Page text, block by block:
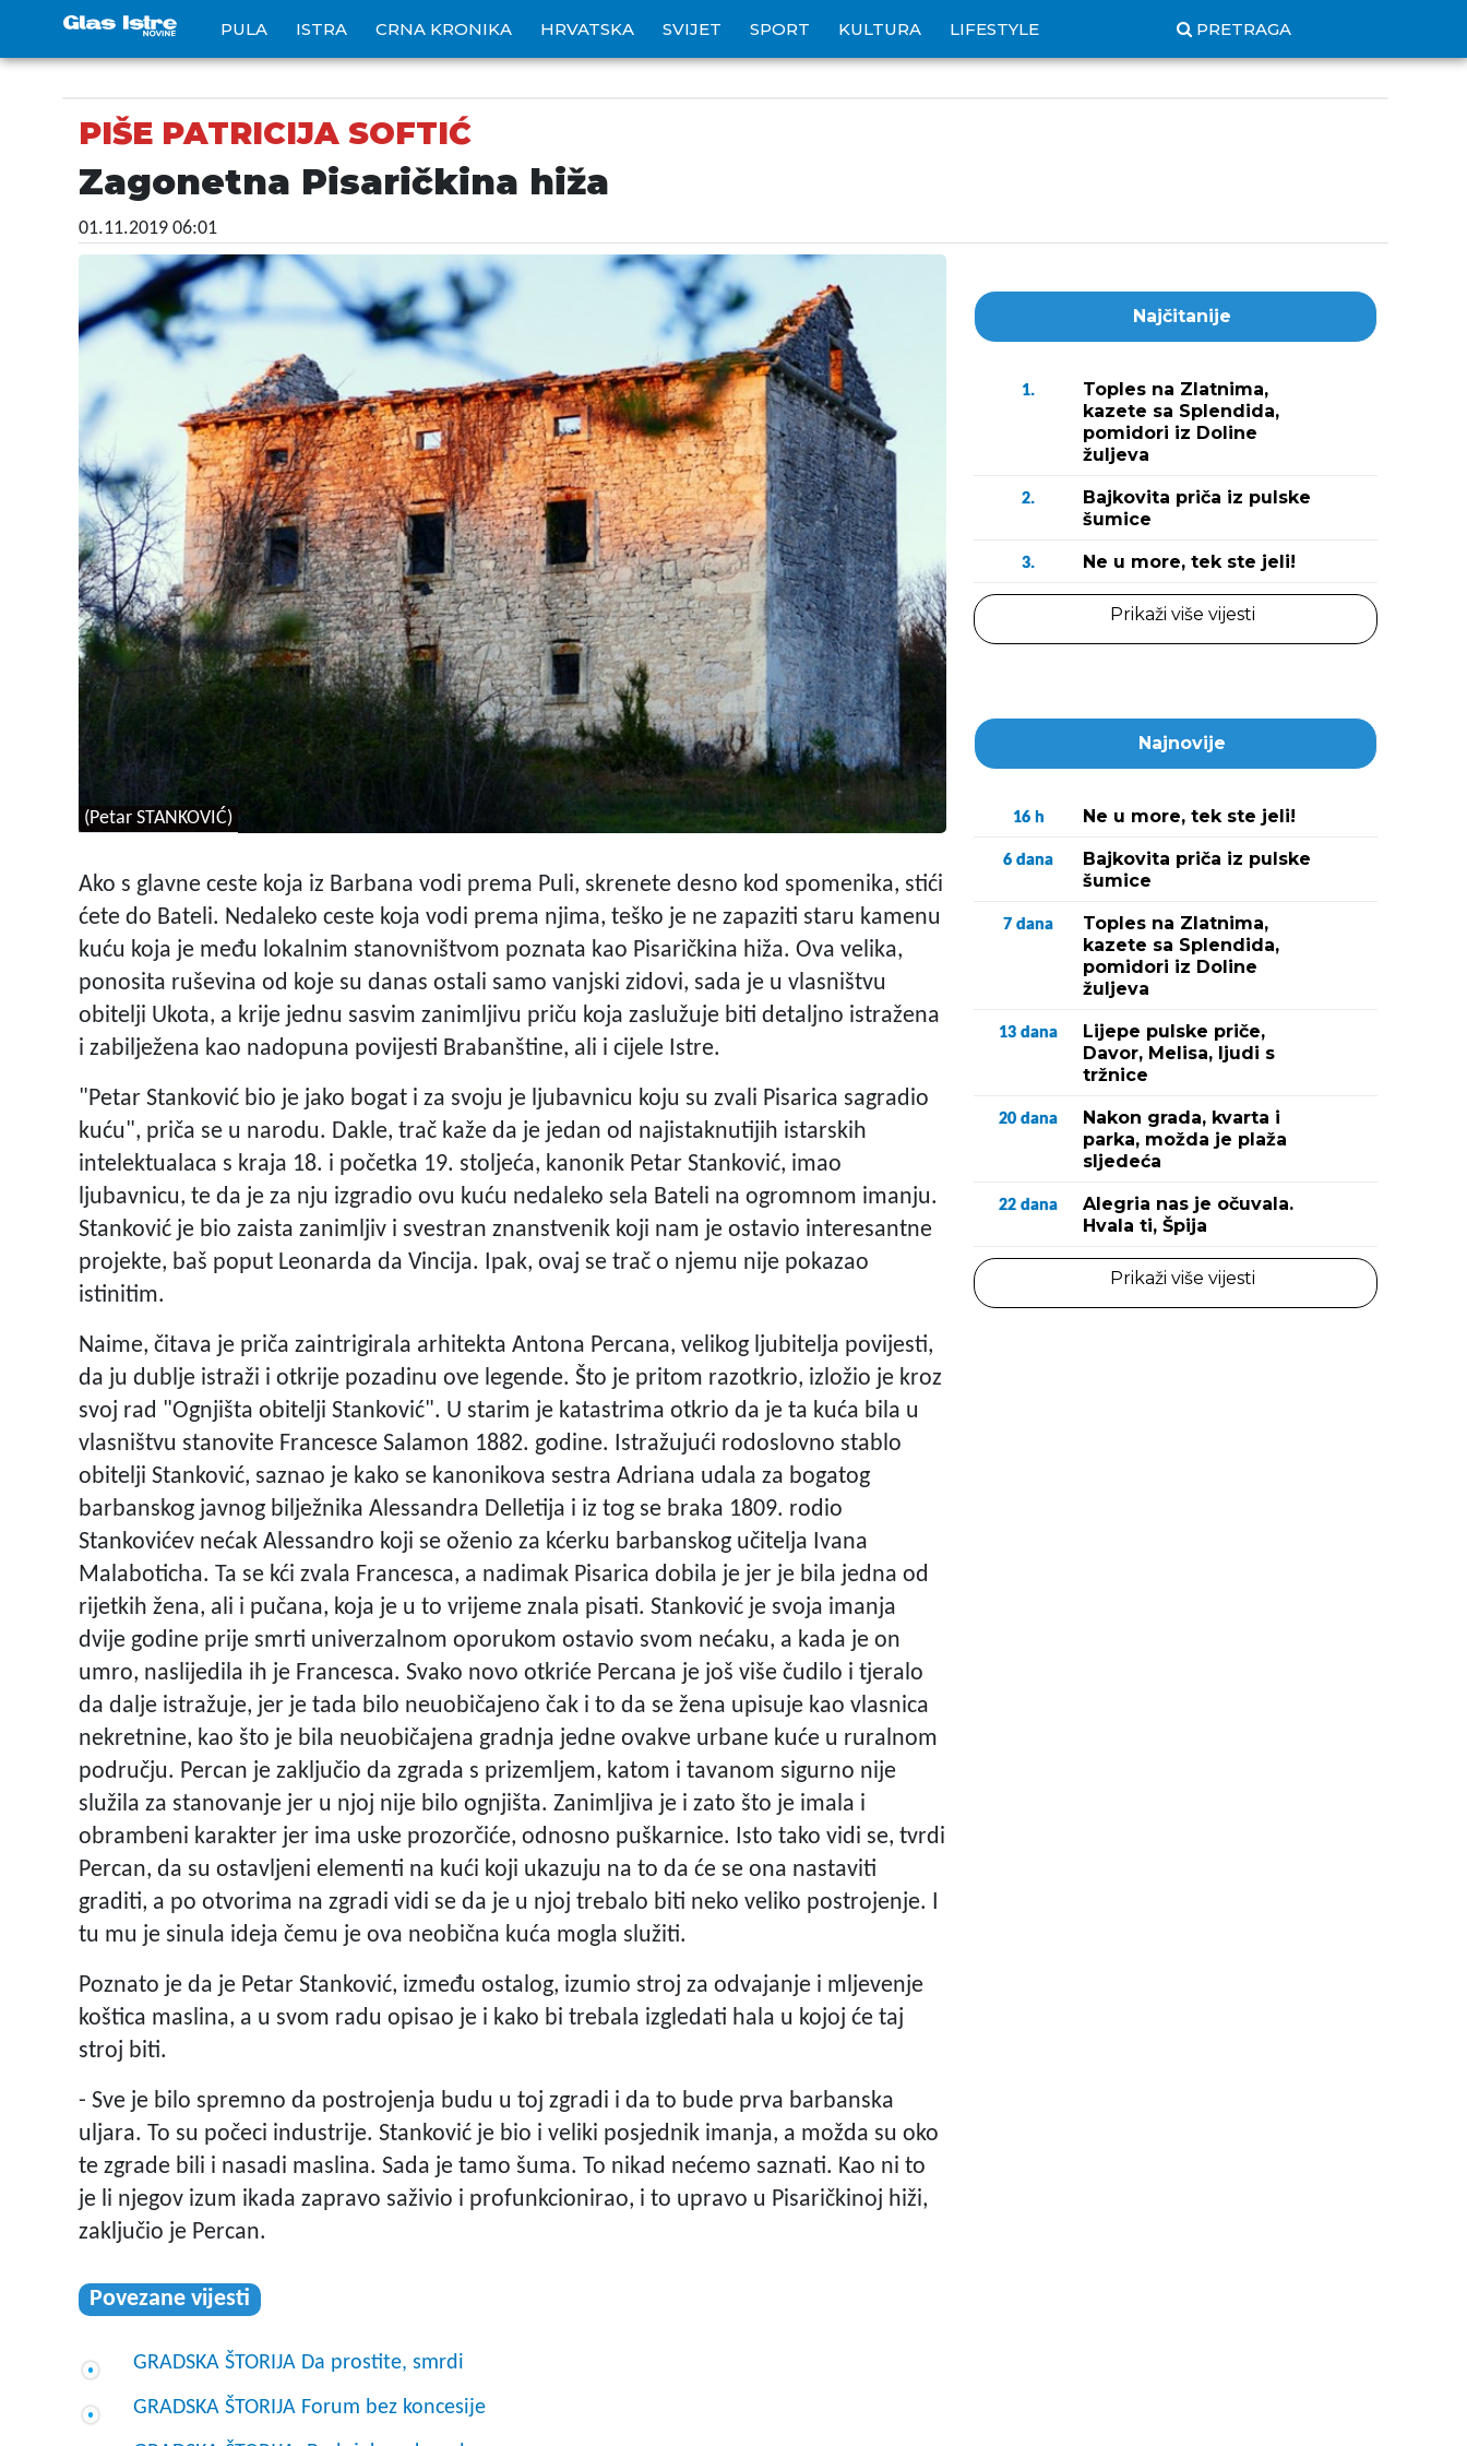
PULA ISTRA CRNA KRONIKA HRVATSKA SVIJET SPORT KULTURA LIFESTYLE PRETRAGA
PIŠE PATRICIJA SOFTIĆ
Zagonetna Pisaričkina hiža
01.11.2019 06:01
(Petar STANKOVIĆ)
Ako s glavne ceste koja iz Barbana vodi prema Puli, skrenete desno kod spomenika, stići
ćete do Bateli. Nedaleko ceste koja vodi prema njima, teško je ne zapaziti staru kamenu
kuću koja je među lokalnim stanovništvom poznata kao Pisaričkina hiža. Ova velika,
ponosita ruševina od koje su danas ostali samo vanjski zidovi, sada je u vlasništvu
obitelji Ukota, a krije jednu sasvim zanimljivu priču koja zaslužuje biti detaljno istražena
i zabilježena kao nadopuna povijesti Brabanštine, ali i cijele Istre.
"Petar Stanković bio je jako bogat i za svoju je ljubavnicu koju su zvali Pisarica sagradio
kuću", priča se u narodu. Dakle, trač kaže da je jedan od najistaknutijih istarskih
intelektualaca s kraja 18. i početka 19. stoljeća, kanonik Petar Stanković, imao
ljubavnicu, te da je za nju izgradio ovu kuću nedaleko sela Bateli na ogromnom imanju.
Stanković je bio zaista zanimljiv i svestran znanstvenik koji nam je ostavio interesantne
projekte, baš poput Leonarda da Vincija. Ipak, ovaj se trač o njemu nije pokazao
istinitim.
Naime, čitava je priča zaintrigirala arhitekta Antona Percana, velikog ljubitelja povijesti,
da ju dublje istraži i otkrije pozadinu ove legende. Što je pritom razotkrio, izložio je kroz
svoj rad "Ognjišta obitelji Stanković". U starim je katastrima otkrio da je ta kuća bila u
vlasništvu stanovite Francesce Salamon 1882. godine. Istražujući rodoslovno stablo
obitelji Stanković, saznao je kako se kanonikova sestra Adriana udala za bogatog
barbanskog javnog bilježnika Alessandra Delletija i iz tog se braka 1809. rodio
Stankovićev nećak Alessandro koji se oženio za kćerku barbanskog učitelja Ivana
Malaboticha. Ta se kći zvala Francesca, a nadimak Pisarica dobila je jer je bila jedna od
rijetkih žena, ali i pučana, koja je u to vrijeme znala pisati. Stanković je svoja imanja
dvije godine prije smrti univerzalnom oporukom ostavio svom nećaku, a kada je on
umro, naslijedila ih je Francesca. Svako novo otkriće Percana je još više čudilo i tjeralo
da dalje istražuje, jer je tada bilo neuobičajeno čak i to da se žena upisuje kao vlasnica
nekretnine, kao što je bila neuobičajena gradnja jedne ovakve urbane kuće u ruralnom
području. Percan je zaključio da zgrada s prizemljem, katom i tavanom sigurno nije
služila za stanovanje jer u njoj nije bilo ognjišta. Zanimljiva je i zato što je imala i
obrambeni karakter jer ima uske prozorčiće, odnosno puškarnice. Isto tako vidi se, tvrdi
Percan, da su ostavljeni elementi na kući koji ukazuju na to da će se ona nastaviti
graditi, a po otvorima na zgradi vidi se da je u njoj trebalo biti neko veliko postrojenje. I
tu mu je sinula ideja čemu je ova neobična kuća mogla služiti.
Poznato je da je Petar Stanković, između ostalog, izumio stroj za odvajanje i mljevenje
koštica maslina, a u svom radu opisao je i kako bi trebala izgledati hala u kojoj će taj
stroj biti.
- Sve je bilo spremno da postrojenja budu u toj zgradi i da to bude prva barbanska
uljara. To su počeci industrije. Stanković je bio i veliki posjednik imanja, a možda su oko
te zgrade bili i nasadi maslina. Sada je tamo šuma. To nikad nećemo saznati. Kao ni to
je li njegov izum ikada zapravo saživio i profunkcionirao, i to upravo u Pisaričkinoj hiži,
zaključio je Percan.
Povezane vijesti
GRADSKA ŠTORIJA Da prostite, smrdi
GRADSKA ŠTORIJA Forum bez koncesije
Najčitanije
1.
Toples na Zlatnima,
kazete sa Splendida,
pomidori iz Doline
žuljeva
2.
Bajkovita priča iz pulske
šumice
3. Ne u more, tek ste jeli!
Prikaži više vijesti
Najnovije
16 h Ne u more, tek ste jeli!
6 dana
Bajkovita priča iz pulske
šumice
7 dana
Toples na Zlatnima,
kazete sa Splendida,
pomidori iz Doline
žuljeva
13 dana
Lijepe pulske priče,
Davor, Melisa, ljudi s
tržnice
20 dana
Nakon grada, kvarta i
parka, možda je plaža
sljedeća
22 dana
Alegria nas je očuvala.
Hvala ti, Špija
Prikaži više vijesti